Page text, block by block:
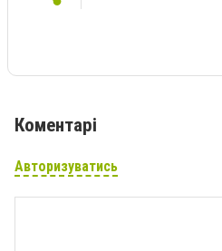
Коментарі
Авторизуватись